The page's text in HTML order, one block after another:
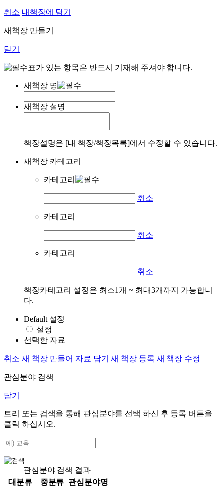
취소 내책장에 담기
새책장 만들기
닫기
표가 있는 항목은 반드시 기재해 주셔야 합니다.
새책장 명
새책장 설명
책장설명은 [내 책장/책장목록]에서 수정할 수 있습니다.
새책장 카테고리
카테고리
취소
카테고리
취소
카테고리
취소
책장카테고리 설정은 최소1개 ~ 최대3개까지 가능합니
다.
Default 설정
설정
선택한 자료
취소 새 책장 만들어 자료 담기 새 책장 등록 새 책장 수정
관심분야 검색
닫기
트리 또는 검색을 통해 관심분야를 선택 하신 후 등록 버튼을
클릭 하십시오.
관심분야 검색 결과
대분류
중분류
관심분야명